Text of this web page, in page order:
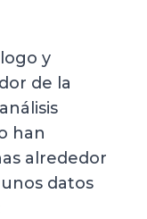
y
de la
han
alrededor
datos